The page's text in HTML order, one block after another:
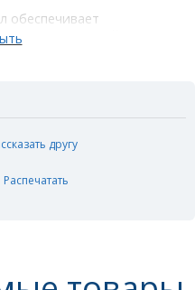
обеспечивает
внешним воздействиям.
чему сохраняют свою
обстановке.
другу
Распечатать